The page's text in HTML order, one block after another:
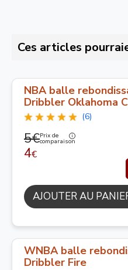
Ces articles
NBA balle
Dribbler Oklahoma
Thunder
(6)
5€Prix de
comparaison
4€
AJOUTER AU
WNBA balle
Dribbler Fire